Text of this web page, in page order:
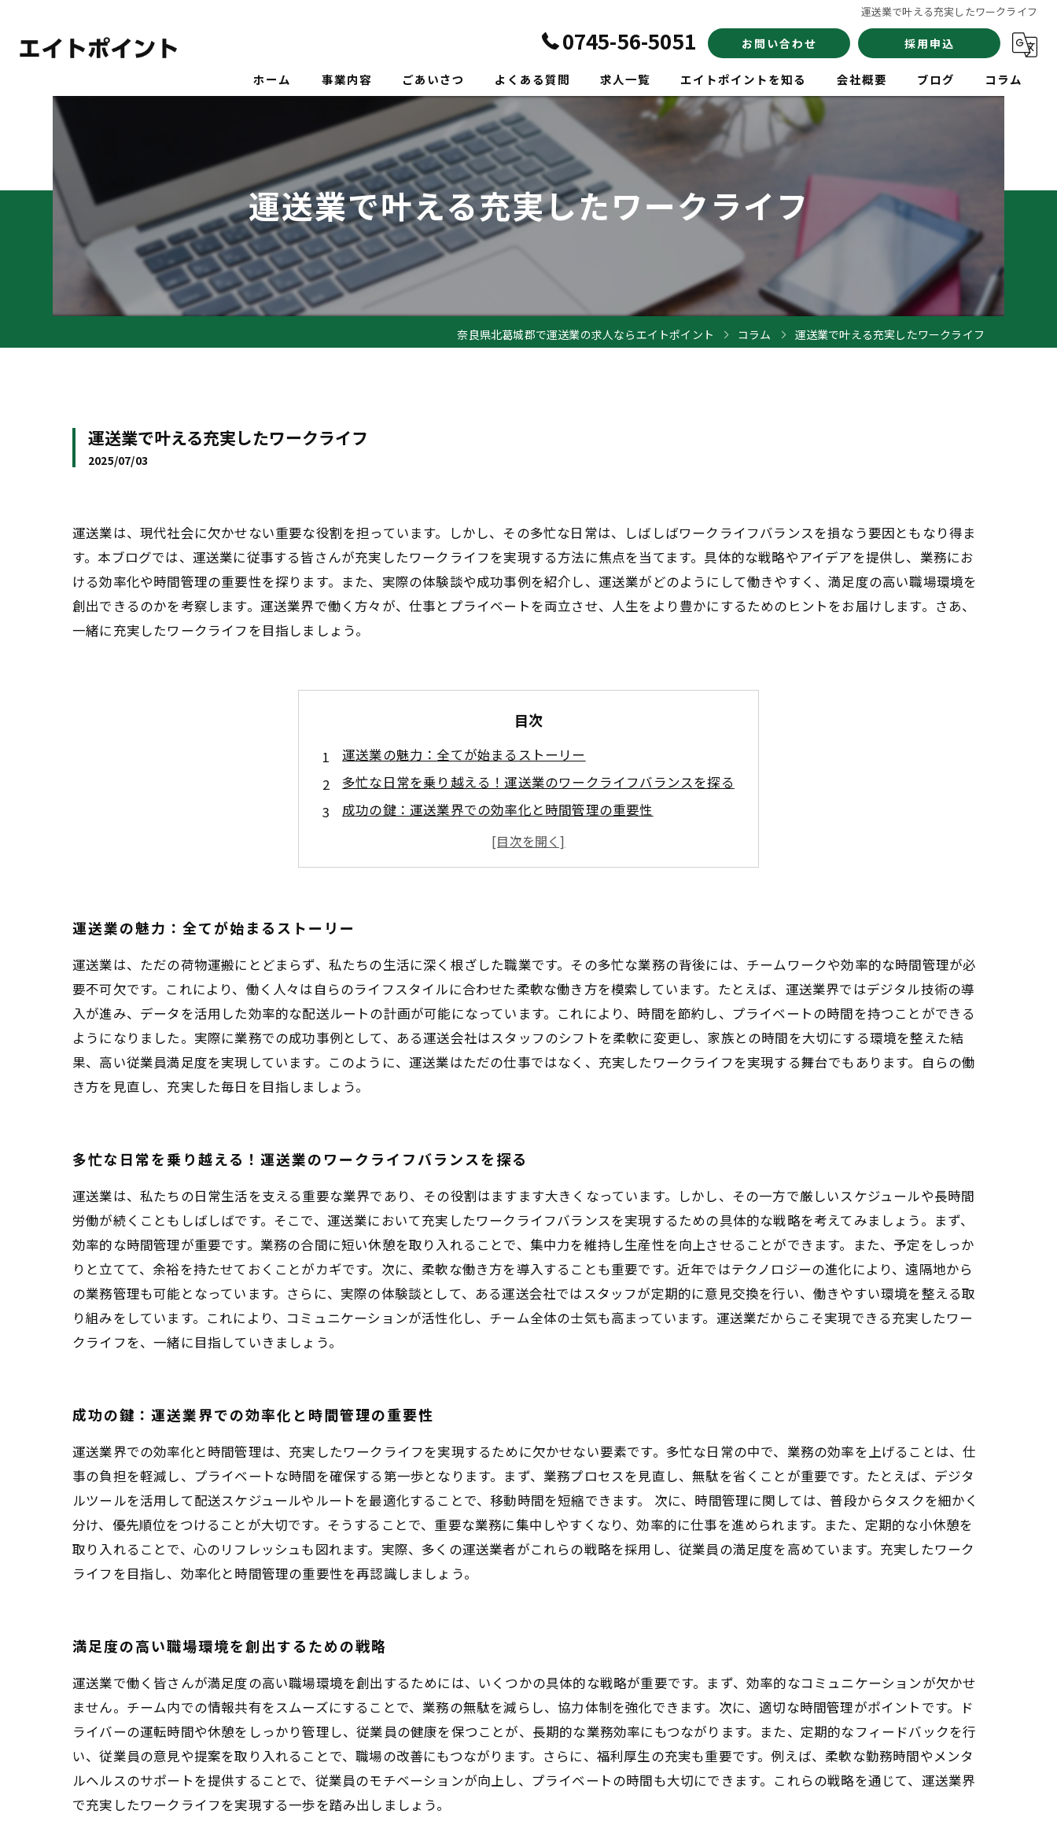
運送業で叶える充実したワークライフ
0745-56-5051 お問い合わせ 採用申込
ホーム 事業内容 ごあいさつ よくある質問 求人一覧 エイトポイントを知る
正社員
未経験
ドライバー
会社概要 ブログ コラム
運送業で叶える充実したワークライフ
奈良県北葛城郡で運送業の求人ならエイトポイント コラム 運送業で叶える充実したワークライフ
運送業で叶える充実したワークライフ
2025/07/03
運送業は、現代社会に欠かせない重要な役割を担っています。しかし、その多忙な日常は、しばしばワークライフバランスを損なう要因ともなり得ま
す。本ブログでは、運送業に従事する皆さんが充実したワークライフを実現する方法に焦点を当てます。具体的な戦略やアイデアを提供し、業務にお
ける効率化や時間管理の重要性を探ります。また、実際の体験談や成功事例を紹介し、運送業がどのようにして働きやすく、満足度の高い職場環境を
創出できるのかを考察します。運送業界で働く方々が、仕事とプライベートを両立させ、人生をより豊かにするためのヒントをお届けします。さあ、
一緒に充実したワークライフを目指しましょう。
目次
運送業の魅力：全てが始まるストーリー
多忙な日常を乗り越える！運送業のワークライフバランスを探る
成功の鍵：運送業界での効率化と時間管理の重要性
満足度の高い職場環境を創出するための戦略
仕事とプライベートの両立を図るための具体的なアイデア
運送業の魅力：全てが始まるストーリー
運送業は、ただの荷物運搬にとどまらず、私たちの生活に深く根ざした職業です。その多忙な業務の背後には、チームワークや効率的な時間管理が必
要不可欠です。これにより、働く人々は自らのライフスタイルに合わせた柔軟な働き方を模索しています。たとえば、運送業界ではデジタル技術の導
入が進み、データを活用した効率的な配送ルートの計画が可能になっています。これにより、時間を節約し、プライベートの時間を持つことができる
ようになりました。実際に業務での成功事例として、ある運送会社はスタッフのシフトを柔軟に変更し、家族との時間を大切にする環境を整えた結
果、高い従業員満足度を実現しています。このように、運送業はただの仕事ではなく、充実したワークライフを実現する舞台でもあります。自らの働
き方を見直し、充実した毎日を目指しましょう。
多忙な日常を乗り越える！運送業のワークライフバランスを探る
運送業は、私たちの日常生活を支える重要な業界であり、その役割はますます大きくなっています。しかし、その一方で厳しいスケジュールや長時間
労働が続くこともしばしばです。そこで、運送業において充実したワークライフバランスを実現するための具体的な戦略を考えてみましょう。まず、
効率的な時間管理が重要です。業務の合間に短い休憩を取り入れることで、集中力を維持し生産性を向上させることができます。また、予定をしっか
りと立てて、余裕を持たせておくことがカギです。次に、柔軟な働き方を導入することも重要です。近年ではテクノロジーの進化により、遠隔地から
の業務管理も可能となっています。さらに、実際の体験談として、ある運送会社ではスタッフが定期的に意見交換を行い、働きやすい環境を整える取
り組みをしています。これにより、コミュニケーションが活性化し、チーム全体の士気も高まっています。運送業だからこそ実現できる充実したワー
クライフを、一緒に目指していきましょう。
成功の鍵：運送業界での効率化と時間管理の重要性
運送業界での効率化と時間管理は、充実したワークライフを実現するために欠かせない要素です。多忙な日常の中で、業務の効率を上げることは、仕
事の負担を軽減し、プライベートな時間を確保する第一歩となります。まず、業務プロセスを見直し、無駄を省くことが重要です。たとえば、デジタ
ルツールを活用して配送スケジュールやルートを最適化することで、移動時間を短縮できます。 次に、時間管理に関しては、普段からタスクを細かく
分け、優先順位をつけることが大切です。そうすることで、重要な業務に集中しやすくなり、効率的に仕事を進められます。また、定期的な小休憩を
取り入れることで、心のリフレッシュも図れます。実際、多くの運送業者がこれらの戦略を採用し、従業員の満足度を高めています。充実したワーク
ライフを目指し、効率化と時間管理の重要性を再認識しましょう。
満足度の高い職場環境を創出するための戦略
運送業で働く皆さんが満足度の高い職場環境を創出するためには、いくつかの具体的な戦略が重要です。まず、効率的なコミュニケーションが欠かせ
ません。チーム内での情報共有をスムーズにすることで、業務の無駄を減らし、協力体制を強化できます。次に、適切な時間管理がポイントです。ド
ライバーの運転時間や休憩をしっかり管理し、従業員の健康を保つことが、長期的な業務効率にもつながります。また、定期的なフィードバックを行
い、従業員の意見や提案を取り入れることで、職場の改善にもつながります。さらに、福利厚生の充実も重要です。例えば、柔軟な勤務時間やメンタ
ルヘルスのサポートを提供することで、従業員のモチベーションが向上し、プライベートの時間も大切にできます。これらの戦略を通じて、運送業界
で充実したワークライフを実現する一歩を踏み出しましょう。